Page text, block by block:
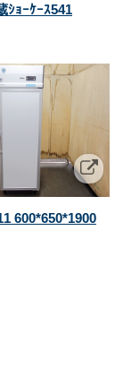
ｼｮｰｹｰｽ541
600*650*1900